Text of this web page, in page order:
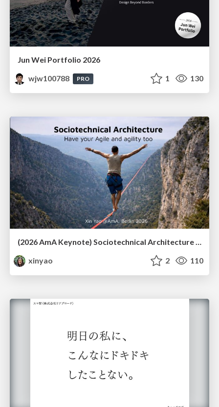
Jun Wei Portfolio 2026
wjw100788
PRO 1 130
(2026 AmA Keynote) Sociotechnical Architecture - Having your Agile and agility too.pdf
xinyao
2 110